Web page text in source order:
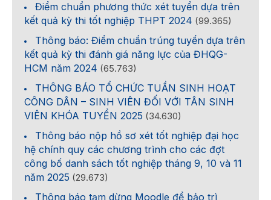
Điểm chuẩn phương thức xét tuyển dựa trên
kết quả kỳ thi tốt nghiệp THPT 2024 (99.365)
Thông báo: Điểm chuẩn trúng tuyển dựa trên
kết quả kỳ thi đánh giá năng lực của ĐHQG-
HCM năm 2024 (65.763)
THÔNG BÁO TỔ CHỨC TUẦN SINH HOẠT
CÔNG DÂN – SINH VIÊN ĐỐI VỚI TÂN SINH
VIÊN KHÓA TUYỂN 2025 (34.630)
Thông báo nộp hồ sơ xét tốt nghiệp đại học
hệ chính quy các chương trình cho các đợt
công bố danh sách tốt nghiệp tháng 9, 10 và 11
năm 2025 (29.673)
Thông báo tạm dừng Moodle để bảo trì